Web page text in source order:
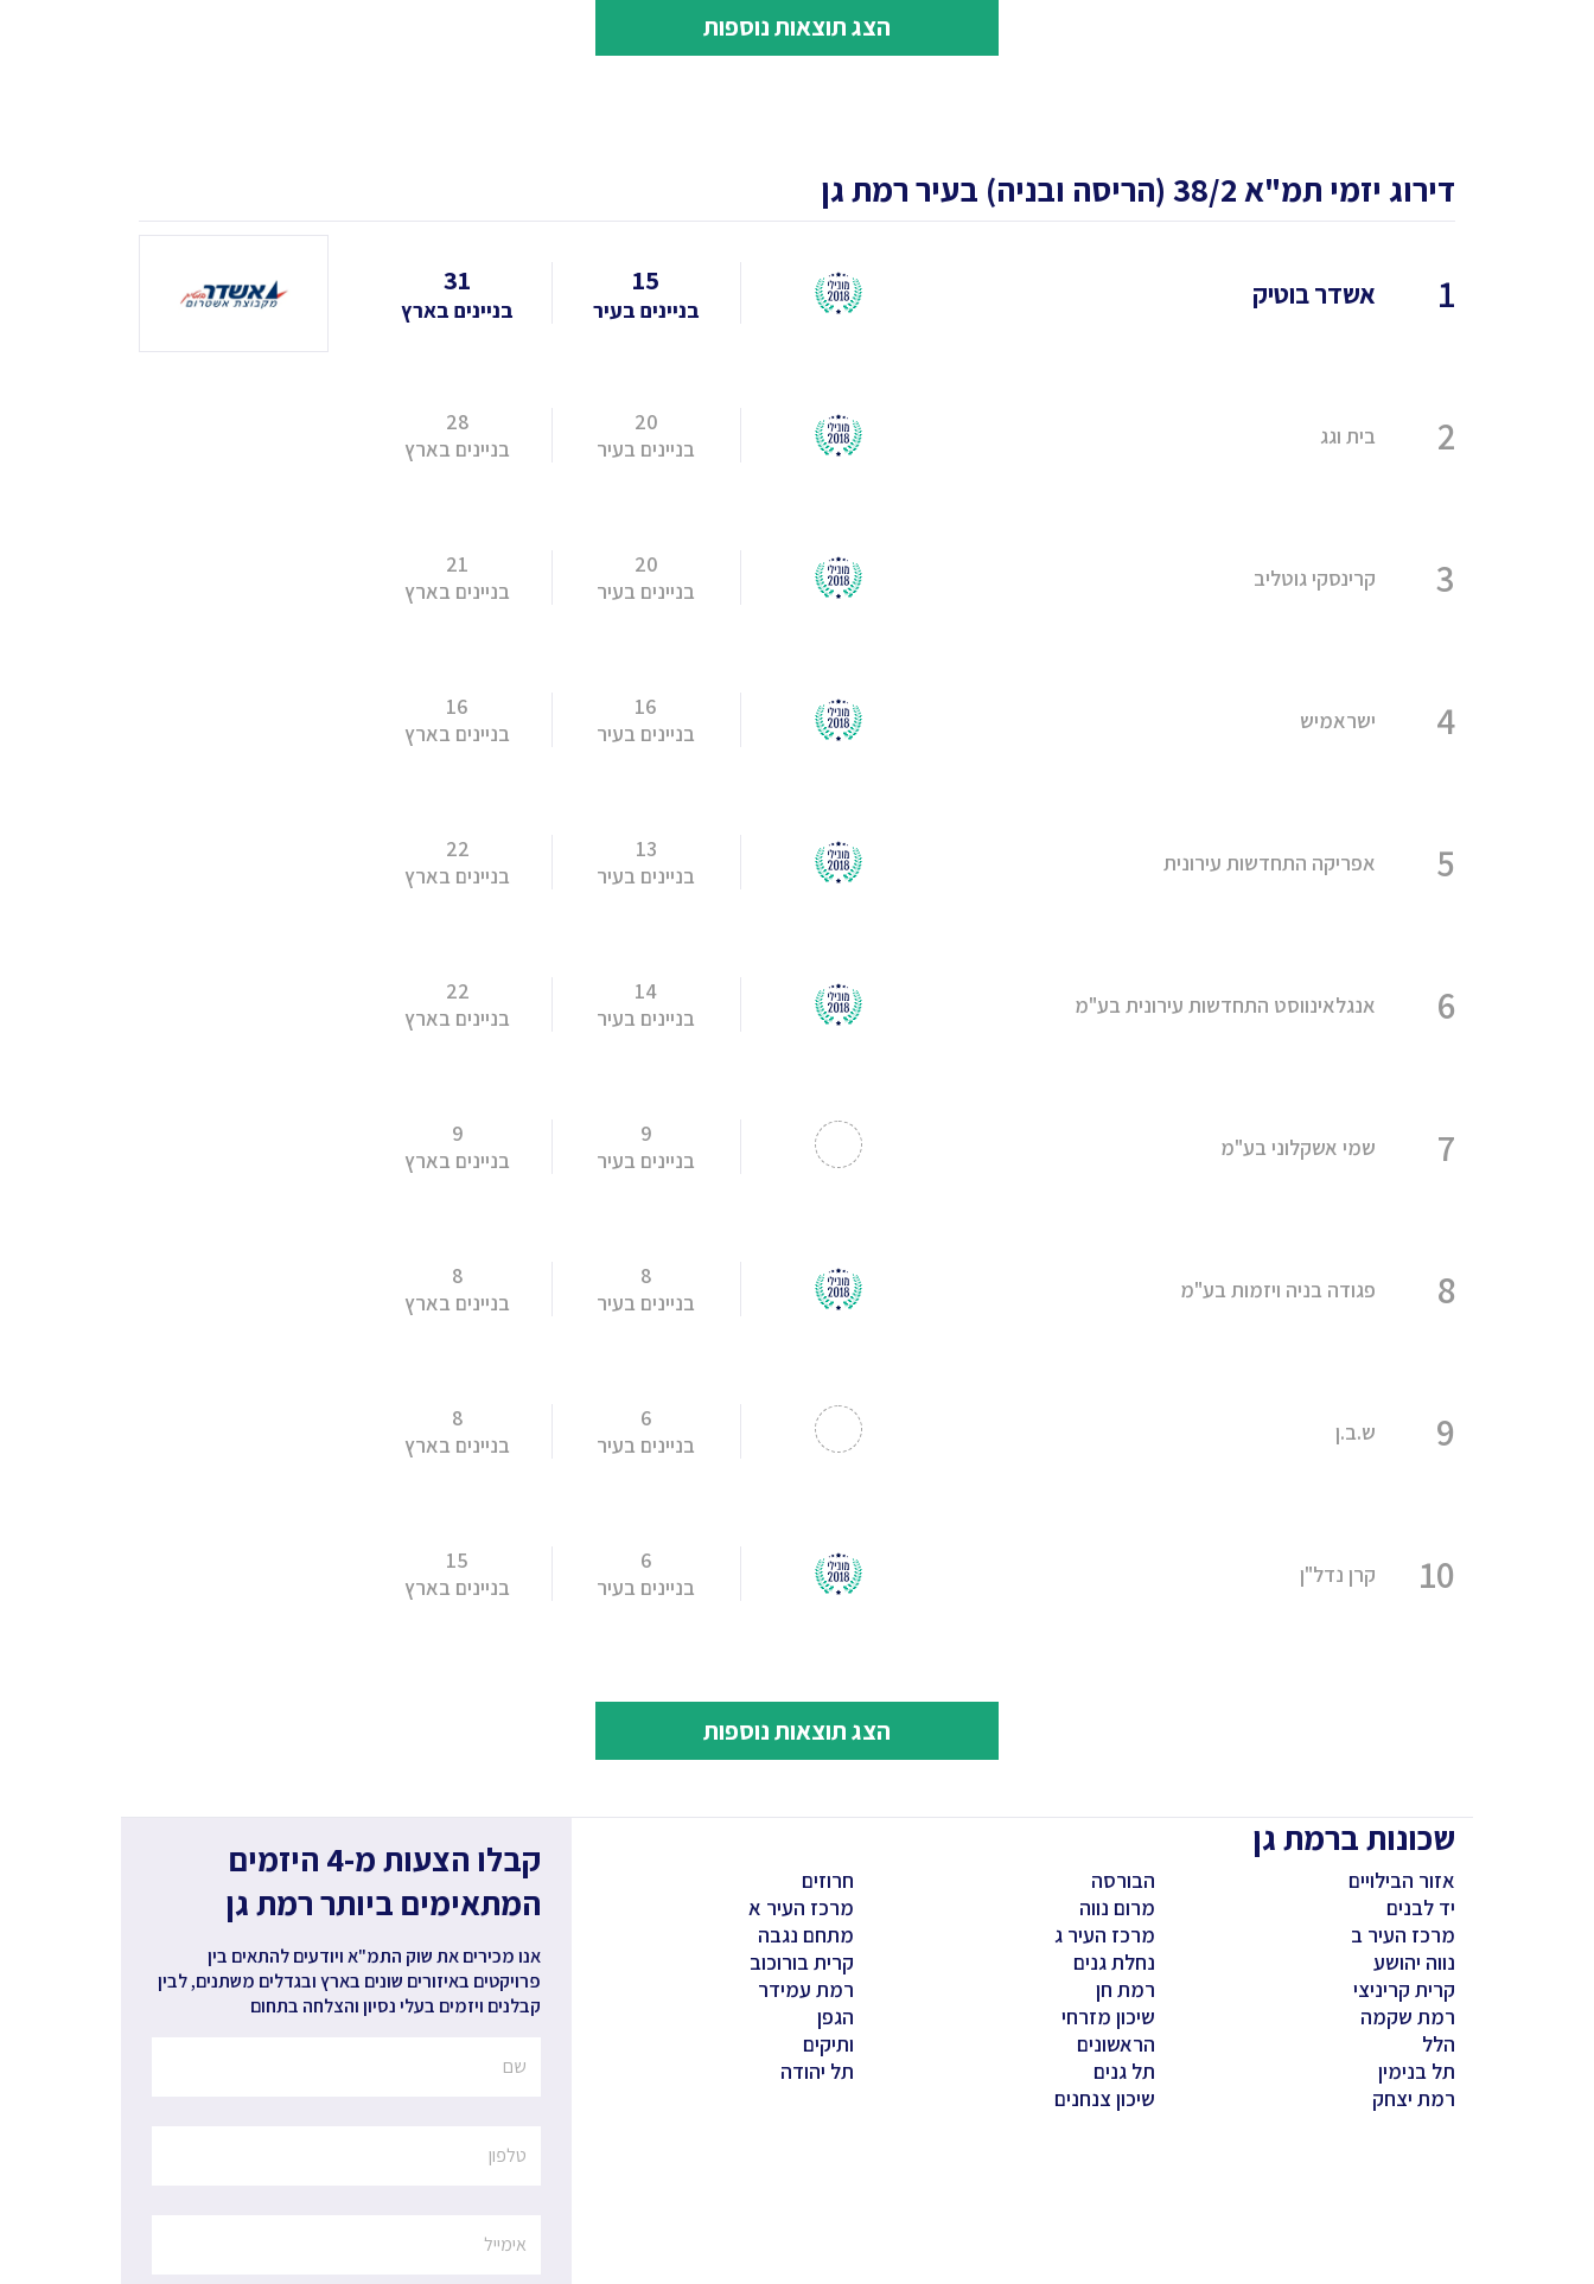
הצג תוצאות נוספות
דירוג יזמי תמ"א 38/2 (הריסה ובניה) בעיר רמת גן
1 אשדר בוטיק 15
בניינים בעיר
31
בניינים בארץ
2 בית וגג
20
בניינים בעיר
28
בניינים בארץ
3 קרינסקי גוטליב
20
בניינים בעיר
21
בניינים בארץ
4 ישראמיש
16
בניינים בעיר
16
בניינים בארץ
5 אפריקה התחדשות עירונית
13
בניינים בעיר
22
בניינים בארץ
6 אנגלאינווסט התחדשות עירונית בע"מ
14
בניינים בעיר
22
בניינים בארץ
7 שמי אשקלוני בע"מ
9
בניינים בעיר
9
בניינים בארץ
8 פגודה בניה ויזמות בע"מ
8
בניינים בעיר
8
בניינים בארץ
9 ש.ב.ן
6
בניינים בעיר
8
בניינים בארץ
10 קרן נדל"ן
6
בניינים בעיר
15
בניינים בארץ
הצג תוצאות נוספות
שכונות ברמת גן
אזור הבילויים הבורסה
חרוזים
יד לבנים
מרום נווה
מרכז העיר א
מרכז העיר ב
מרכז העיר ג
מתחם נגבה
נווה יהושע
נחלת גנים
קרית בורוכוב
קרית קריניצי
רמת חן
רמת עמידר
רמת שקמה
שיכון מזרחי
הגפן
הלל
הראשונים
ותיקים
תל בנימין
תל גנים
תל יהודה
רמת יצחק
שיכון צנחנים
קבלו הצעות מ-4 היזמים
המתאימים ביותררמת גן
אנו מכירים את שוק התמ"א ויודעים להתאים בין
פרויקטים באיזורים שונים בארץ ובגדלים משתנים, לבין
קבלנים ויזמים בעלי נסיון והצלחה בתחום